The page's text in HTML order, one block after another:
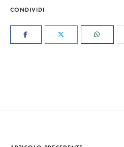
CONDIVIDI